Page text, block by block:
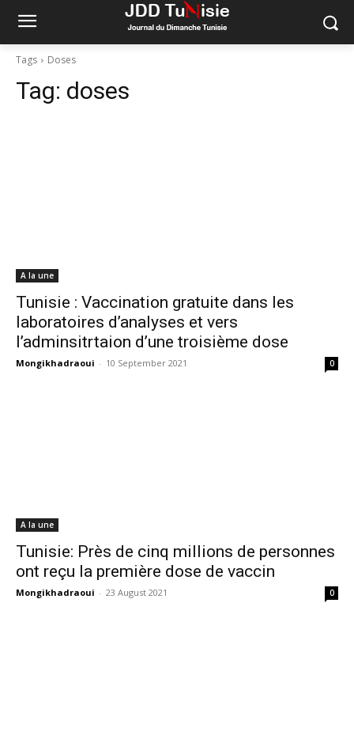
Tags Doses
Tag: doses
A la une
Tunisie : Vaccination gratuite dans les
laboratoires d’analyses et vers
l’adminsitrtaion d’une troisième dose
Mongikhadraoui - 10 September 2021 0
A la une
Tunisie: Près de cinq millions de personnes
ont reçu la première dose de vaccin
Mongikhadraoui - 23 August 2021 0